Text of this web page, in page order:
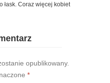
łask. Coraz więcej kobiet
opublikowany.
*